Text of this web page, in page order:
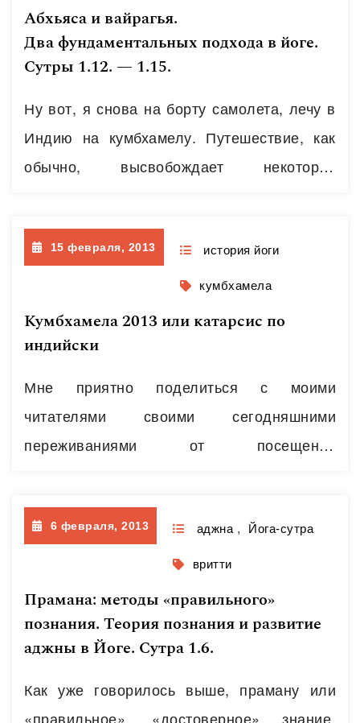
на улице целый день. Везли и топили
статуи беснующиеся молодые мальчики в
полутрансовом состоянии. Заснял кучу
Абхьяса и вайрагья.
Два фундаментальных подхода в йоге.
Сутры 1.12. — 1.15.
Ну вот, я снова на борту самолета, лечу в
Индию на кумбхамелу. Путешествие, как
обычно, высвобождает некоторое
романтическое настроение,
способствующее творчеству, что,
безусловно, плюс при написании блога.
Однако тут же актуализировался и минус –
моя любимая библиотека, вероятно,
Интернет в Индии есть не везде и…
15 февраля, 2013 история йоги
кумбхамела
Кумбхамела 2013 или катарсис по
индийски
Мне приятно поделиться с моими
читателями своими сегодняшними
переживаниями от посещения
статью. А может и нет 🙂
6 февраля, 2013 аджна , Йога-сутра
вритти
Прамана: методы «правильного»
познания. Теория познания и развитие
аджны в Йоге. Сутра 1.6.
Как уже говорилось выше, праману или
«правильное», «достоверное» знание,